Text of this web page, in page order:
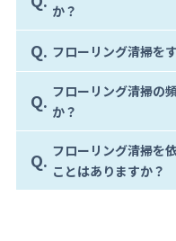
か？
Q. フローリング清掃を
Q. フローリング清掃の
か？
Q. フローリング清掃を
ことはありますか？